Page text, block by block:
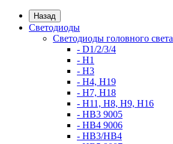
Назад
Светодиоды
Светодиоды головного света
- D1/2/3/4
- H1
- H3
- H4, H19
- H7, H18
- H11, H8, H9, H16
- HB3 9005
- HB4 9006
- HB3/HB4